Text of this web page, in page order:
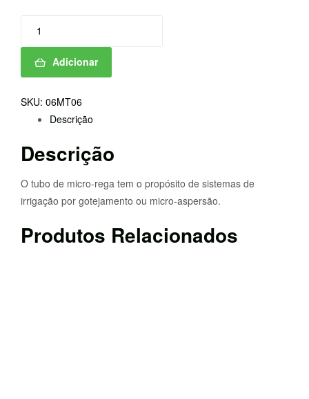
TUBO
MICRO-
6mm
(100
Mt.)
Adicionar
SKU: 06MT06
Descrição
Descrição
O tubo de micro-rega tem o propósito de sistemas de
irrigação por gotejamento ou micro-aspersão.
Produtos Relacionados